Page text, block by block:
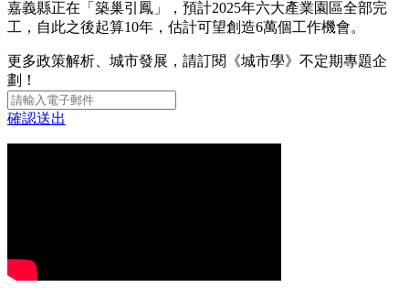
嘉義縣正在「築巢引鳳」，預計2025年六大產業園區全部完
工，自此之後起算10年，估計可望創造6萬個工作機會。
更多政策解析、城市發展，請訂閱《城市學》不定期專題企
劃！
確認送出